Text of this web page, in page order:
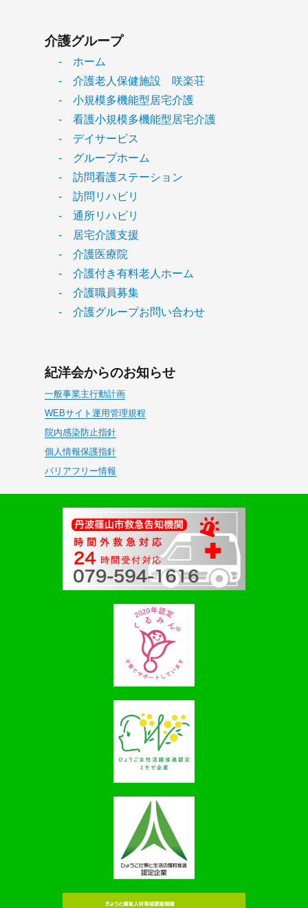
介護グループ
- ホーム
- 介護老人保健施設 咲楽荘
- 小規模多機能型居宅介護
- 看護小規模多機能型居宅介護
- デイサービス
- グループホーム
- 訪問看護ステーション
- 訪問リハビリ
- 通所リハビリ
- 居宅介護支援
- 介護医療院
- 介護付き有料老人ホーム
- 介護職員募集
- 介護グループお問い合わせ
紀洋会からのお知らせ
一般事業主行動計画
WEBサイト運用管理規程
院内感染防止指針
個人情報保護指針
バリアフリー情報